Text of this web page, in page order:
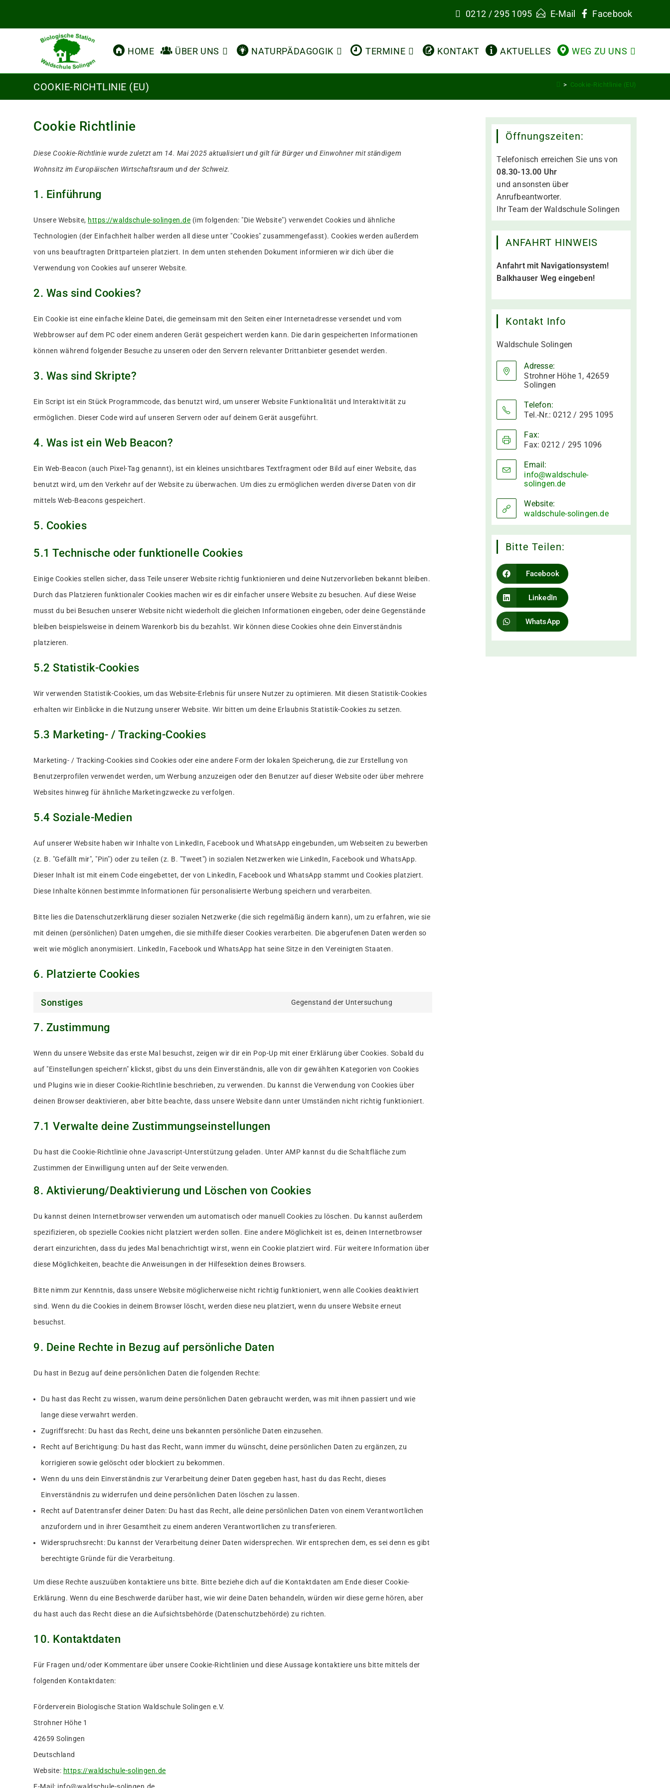
0212 / 295 1095 E-Mail Facebook
HOME ÜBER UNS NATURPÄDAGOGIK TERMINE KONTAKT AKTUELLES WEG ZU UNS
COOKIE-RICHTLINIE (EU) > Cookie-Richtlinie (EU)
Cookie Richtlinie
Diese Cookie-Richtlinie wurde zuletzt am 14. Mai 2025 aktualisiert und gilt für Bürger und Einwohner mit ständigem
Wohnsitz im Europäischen Wirtschaftsraum und der Schweiz.
1. Einführung
Unsere Website, https://waldschule-solingen.de (im folgenden: "Die Website") verwendet Cookies und ähnliche
Technologien (der Einfachheit halber werden all diese unter "Cookies" zusammengefasst). Cookies werden außerdem
von uns beauftragten Drittparteien platziert. In dem unten stehenden Dokument informieren wir dich über die
Verwendung von Cookies auf unserer Website.
2. Was sind Cookies?
Ein Cookie ist eine einfache kleine Datei, die gemeinsam mit den Seiten einer Internetadresse versendet und vom
Webbrowser auf dem PC oder einem anderen Gerät gespeichert werden kann. Die darin gespeicherten Informationen
können während folgender Besuche zu unseren oder den Servern relevanter Drittanbieter gesendet werden.
3. Was sind Skripte?
Ein Script ist ein Stück Programmcode, das benutzt wird, um unserer Website Funktionalität und Interaktivität zu
ermöglichen. Dieser Code wird auf unseren Servern oder auf deinem Gerät ausgeführt.
4. Was ist ein Web Beacon?
Ein Web-Beacon (auch Pixel-Tag genannt), ist ein kleines unsichtbares Textfragment oder Bild auf einer Website, das
benutzt wird, um den Verkehr auf der Website zu überwachen. Um dies zu ermöglichen werden diverse Daten von dir
mittels Web-Beacons gespeichert.
5. Cookies
5.1 Technische oder funktionelle Cookies
Einige Cookies stellen sicher, dass Teile unserer Website richtig funktionieren und deine Nutzervorlieben bekannt bleiben.
Durch das Platzieren funktionaler Cookies machen wir es dir einfacher unsere Website zu besuchen. Auf diese Weise
musst du bei Besuchen unserer Website nicht wiederholt die gleichen Informationen eingeben, oder deine Gegenstände
bleiben beispielsweise in deinem Warenkorb bis du bezahlst. Wir können diese Cookies ohne dein Einverständnis
platzieren.
5.2 Statistik-Cookies
Wir verwenden Statistik-Cookies, um das Website-Erlebnis für unsere Nutzer zu optimieren. Mit diesen Statistik-Cookies
erhalten wir Einblicke in die Nutzung unserer Website. Wir bitten um deine Erlaubnis Statistik-Cookies zu setzen.
5.3 Marketing- / Tracking-Cookies
Marketing- / Tracking-Cookies sind Cookies oder eine andere Form der lokalen Speicherung, die zur Erstellung von
Benutzerprofilen verwendet werden, um Werbung anzuzeigen oder den Benutzer auf dieser Website oder über mehrere
Websites hinweg für ähnliche Marketingzwecke zu verfolgen.
5.4 Soziale-Medien
Auf unserer Website haben wir Inhalte von LinkedIn, Facebook und WhatsApp eingebunden, um Webseiten zu bewerben
(z. B. "Gefällt mir", "Pin") oder zu teilen (z. B. "Tweet") in sozialen Netzwerken wie LinkedIn, Facebook und WhatsApp.
Dieser Inhalt ist mit einem Code eingebettet, der von LinkedIn, Facebook und WhatsApp stammt und Cookies platziert.
Diese Inhalte können bestimmte Informationen für personalisierte Werbung speichern und verarbeiten.
Bitte lies die Datenschutzerklärung dieser sozialen Netzwerke (die sich regelmäßig ändern kann), um zu erfahren, wie sie
mit deinen (persönlichen) Daten umgehen, die sie mithilfe dieser Cookies verarbeiten. Die abgerufenen Daten werden so
weit wie möglich anonymisiert. LinkedIn, Facebook und WhatsApp hat seine Sitze in den Vereinigten Staaten.
6. Platzierte Cookies
Sonstiges
Gegenstand der Untersuchung
sonstiges
7. Zustimmung
Wenn du unsere Website das erste Mal besuchst, zeigen wir dir ein Pop-Up mit einer Erklärung über Cookies. Sobald du
auf "Einstellungen speichern" klickst, gibst du uns dein Einverständnis, alle von dir gewählten Kategorien von Cookies
und Plugins wie in dieser Cookie-Richtlinie beschrieben, zu verwenden. Du kannst die Verwendung von Cookies über
deinen Browser deaktivieren, aber bitte beachte, dass unsere Website dann unter Umständen nicht richtig funktioniert.
7.1 Verwalte deine Zustimmungseinstellungen
Du hast die Cookie-Richtlinie ohne Javascript-Unterstützung geladen. Unter AMP kannst du die Schaltfläche zum
Zustimmen der Einwilligung unten auf der Seite verwenden.
8. Aktivierung/Deaktivierung und Löschen von Cookies
Du kannst deinen Internetbrowser verwenden um automatisch oder manuell Cookies zu löschen. Du kannst außerdem
spezifizieren, ob spezielle Cookies nicht platziert werden sollen. Eine andere Möglichkeit ist es, deinen Internetbrowser
derart einzurichten, dass du jedes Mal benachrichtigt wirst, wenn ein Cookie platziert wird. Für weitere Information über
diese Möglichkeiten, beachte die Anweisungen in der Hilfesektion deines Browsers.
Bitte nimm zur Kenntnis, dass unsere Website möglicherweise nicht richtig funktioniert, wenn alle Cookies deaktiviert
sind. Wenn du die Cookies in deinem Browser löscht, werden diese neu platziert, wenn du unsere Website erneut
besuchst.
9. Deine Rechte in Bezug auf persönliche Daten
Du hast in Bezug auf deine persönlichen Daten die folgenden Rechte:
Du hast das Recht zu wissen, warum deine persönlichen Daten gebraucht werden, was mit ihnen passiert und wie
lange diese verwahrt werden.
Zugriffsrecht: Du hast das Recht, deine uns bekannten persönliche Daten einzusehen.
Recht auf Berichtigung: Du hast das Recht, wann immer du wünscht, deine persönlichen Daten zu ergänzen, zu
korrigieren sowie gelöscht oder blockiert zu bekommen.
Wenn du uns dein Einverständnis zur Verarbeitung deiner Daten gegeben hast, hast du das Recht, dieses
Einverständnis zu widerrufen und deine persönlichen Daten löschen zu lassen.
Recht auf Datentransfer deiner Daten: Du hast das Recht, alle deine persönlichen Daten von einem Verantwortlichen
anzufordern und in ihrer Gesamtheit zu einem anderen Verantwortlichen zu transferieren.
Widerspruchsrecht: Du kannst der Verarbeitung deiner Daten widersprechen. Wir entsprechen dem, es sei denn es gibt
berechtigte Gründe für die Verarbeitung.
Um diese Rechte auszuüben kontaktiere uns bitte. Bitte beziehe dich auf die Kontaktdaten am Ende dieser Cookie-
Erklärung. Wenn du eine Beschwerde darüber hast, wie wir deine Daten behandeln, würden wir diese gerne hören, aber
du hast auch das Recht diese an die Aufsichtsbehörde (Datenschutzbehörde) zu richten.
10. Kontaktdaten
Für Fragen und/oder Kommentare über unsere Cookie-Richtlinien und diese Aussage kontaktiere uns bitte mittels der
folgenden Kontaktdaten:
Förderverein Biologische Station Waldschule Solingen e.V.
Strohner Höhe 1
42659 Solingen
Deutschland
Website: https://waldschule-solingen.de
Öffnungszeiten:
Telefonisch erreichen Sie uns von
08.30-13.00 Uhr
und ansonsten über
Anrufbeantworter.
Ihr Team der Waldschule Solingen
ANFAHRT HINWEIS
Anfahrt mit Navigationsystem!
Balkhauser Weg eingeben!
Kontakt Info
Waldschule Solingen
Adresse:
Strohner Höhe 1, 42659
Solingen
Telefon:
Tel.-Nr.: 0212 / 295 1095
Fax:
Fax: 0212 / 295 1096
Email:
info@waldschule-
solingen.deOpens
application
Website:
waldschule-solingen.de
Bitte Teilen:
Facebook
LinkedIn
WhatsApp